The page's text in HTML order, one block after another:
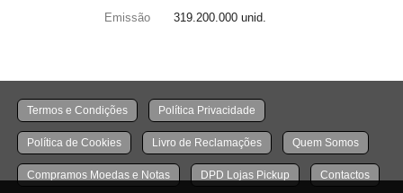
Emissão 319.200.000 unid.
Termos e Condições Política Privacidade
Política de Cookies Livro de Reclamações Quem Somos
Compramos Moedas e Notas DPD Lojas Pickup Contactos